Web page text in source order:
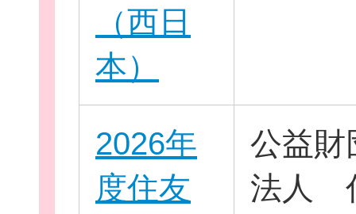
お役立ち情報
相談窓口一覧
（西日
本）
2026年
度住友
公益財
法人